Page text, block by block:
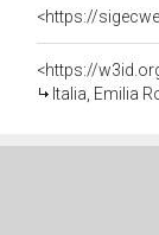
<https://
<https://
Italia, Emilia